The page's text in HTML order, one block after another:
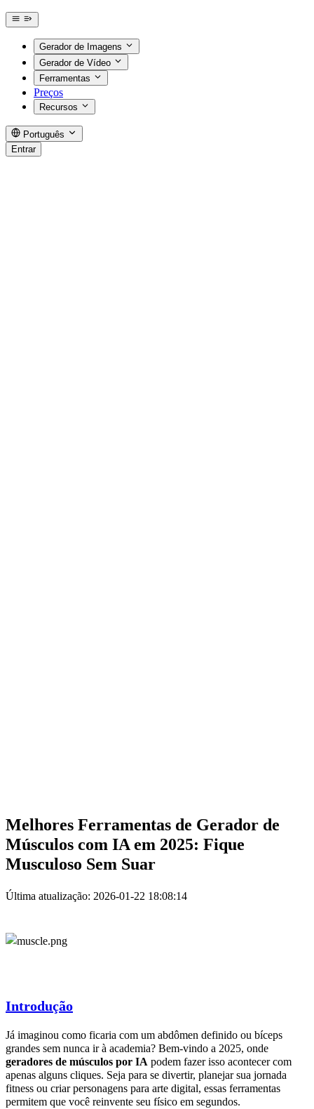
Gerador de Imagens
Gerador de Vídeo
Ferramentas
Preços
Recursos
Português
Entrar
Melhores Ferramentas de Gerador de
Músculos com IA em 2025: Fique
Musculoso Sem Suar
Última atualização: 2026-01-22 18:08:14
Introdução
Já imaginou como ficaria com um abdômen definido ou bíceps
grandes sem nunca ir à academia? Bem-vindo a 2025, onde
geradores de músculos por IA podem fazer isso acontecer com
apenas alguns cliques. Seja para se divertir, planejar sua jornada
fitness ou criar personagens para arte digital, essas ferramentas
permitem que você reinvente seu físico em segundos.